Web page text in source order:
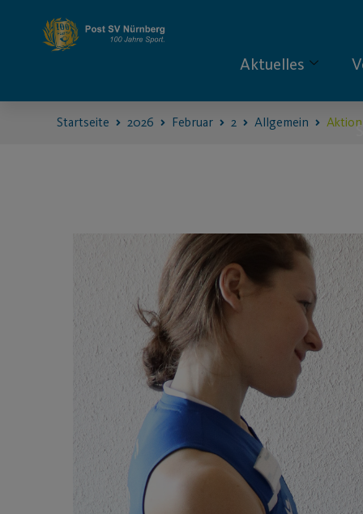
Aktuelles
Startseite 2026 Februar 2 Allgemein